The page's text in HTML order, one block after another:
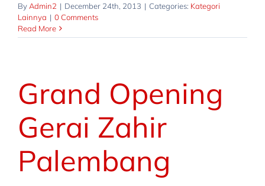
By Admin2 | December 24th, 2013 | Categories: Kategori
Lainnya | 0 Comments
Read More
Grand Opening
Gerai Zahir
Palembang